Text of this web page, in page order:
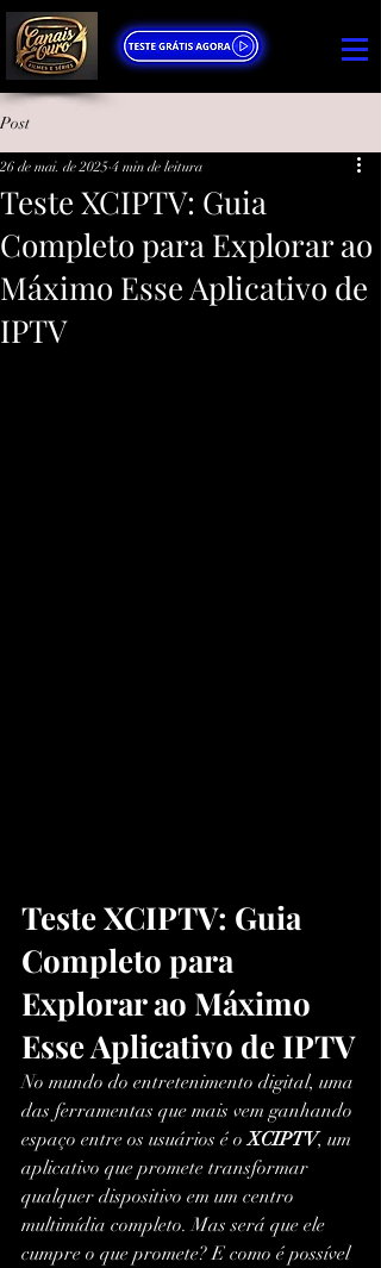
Post
Teste XCIPTV: Guia
Completo para Explorar ao
Máximo Esse Aplicativo de
IPTV
26 de mai. de 2025 4 min de leitura
Teste XCIPTV: Guia
Completo para
Explorar ao Máximo
Esse Aplicativo de IPTV
No mundo do entretenimento digital, uma
das ferramentas que mais vem ganhando
espaço entre os usuários é o XCIPTV, um
aplicativo que promete transformar
qualquer dispositivo em um centro
multimídia completo. Mas será que ele
cumpre o que promete? E como é possível